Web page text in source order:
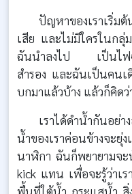
ปัญหาของเราเริ่
เสีย และไม่มีใครในกลุ่
ฉันนำลงไป เป็นไฟฉ
สำรอง และฉันเป็นคนเ
บกมาแล้วบ้าง แล้วก็คิดว่
เราได้ดำน้ำกันอย่
น้ำของเราค่อนข้างจะยุ่
นาฬิกา ฉันก็พยายามจะ
kick แทน เพื่อจะรู้ว่าเ